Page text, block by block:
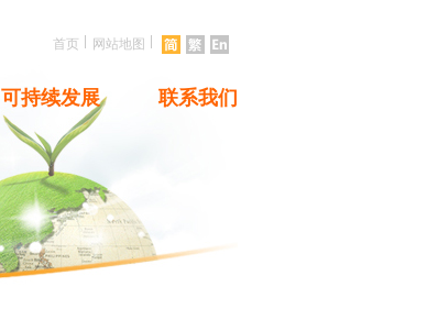
首页 网站地图
可持续发展 联系我们